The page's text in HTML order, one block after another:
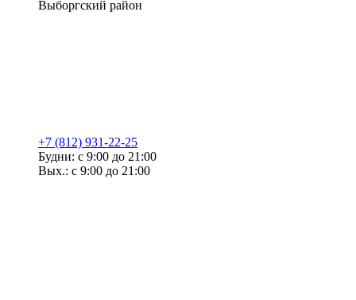
Выборгский район
+7 (812) 931-22-25
Будни: с 9:00 до 21:00
Вых.: с 9:00 до 21:00